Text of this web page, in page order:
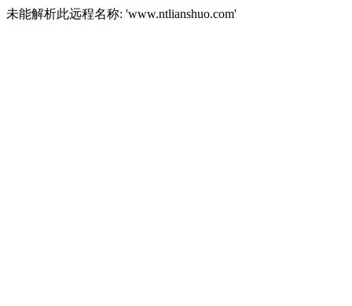
未能解析此远程名称: 'www.ntlianshuo.com'